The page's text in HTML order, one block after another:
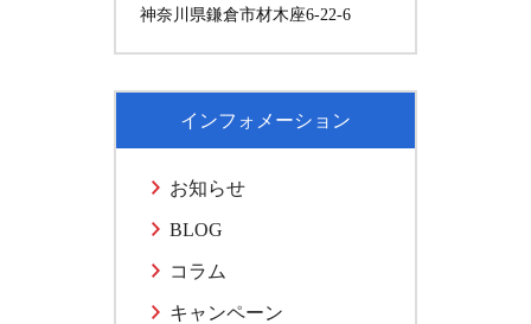
神奈川県鎌倉市材木座6-22-6
インフォメーション
お知らせ
BLOG
コラム
キャンペーン